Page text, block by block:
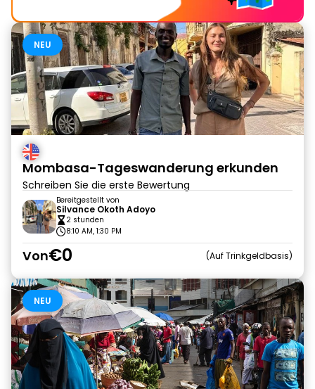
NEU
Mombasa-Tageswanderung erkunden
Schreiben Sie die erste Bewertung
Bereitgestellt von
Silvance Okoth Adoyo
2 stunden
8:10 AM, 1:30 PM
Von€0 Auf Trinkgeldbasis
NEU